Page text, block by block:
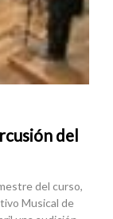
del
del curso,
Musical de